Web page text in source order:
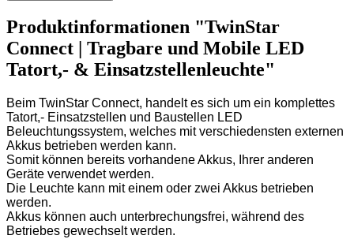
Produktinformationen "TwinStar
Connect | Tragbare und Mobile LED
Tatort,- & Einsatzstellenleuchte"
Beim TwinStar Connect, handelt es sich um ein komplettes
Tatort,- Einsatzstellen und Baustellen LED
Beleuchtungssystem, welches mit verschiedensten externen
Akkus betrieben werden kann.
Somit können bereits vorhandene Akkus, Ihrer anderen
Geräte verwendet werden.
Die Leuchte kann mit einem oder zwei Akkus betrieben
werden.
Akkus können auch unterbrechungsfrei, während des
Betriebes gewechselt werden.